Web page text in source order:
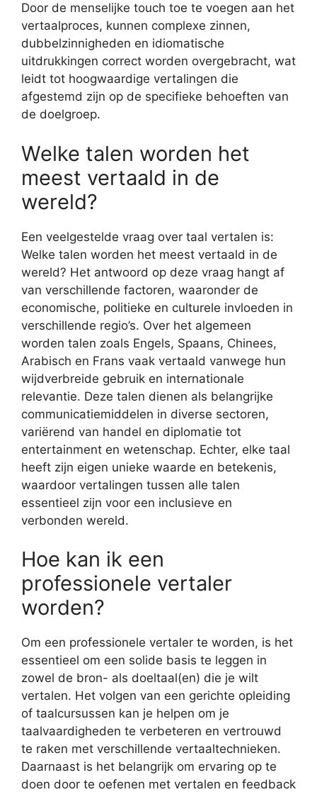
Door de menselijke touch toe te voegen aan het
vertaalproces, kunnen complexe zinnen,
dubbelzinnigheden en idiomatische
uitdrukkingen correct worden overgebracht, wat
leidt tot hoogwaardige vertalingen die
afgestemd zijn op de specifieke behoeften van
de doelgroep.
Welke talen worden het
meest vertaald in de
wereld?
Een veelgestelde vraag over taal vertalen is:
Welke talen worden het meest vertaald in de
wereld? Het antwoord op deze vraag hangt af
van verschillende factoren, waaronder de
economische, politieke en culturele invloeden in
verschillende regio’s. Over het algemeen
worden talen zoals Engels, Spaans, Chinees,
Arabisch en Frans vaak vertaald vanwege hun
wijdverbreide gebruik en internationale
relevantie. Deze talen dienen als belangrijke
communicatiemiddelen in diverse sectoren,
variërend van handel en diplomatie tot
entertainment en wetenschap. Echter, elke taal
heeft zijn eigen unieke waarde en betekenis,
waardoor vertalingen tussen alle talen
essentieel zijn voor een inclusieve en
verbonden wereld.
Hoe kan ik een
professionele vertaler
worden?
Om een professionele vertaler te worden, is het
essentieel om een solide basis te leggen in
zowel de bron- als doeltaal(en) die je wilt
vertalen. Het volgen van een gerichte opleiding
of taalcursussen kan je helpen om je
taalvaardigheden te verbeteren en vertrouwd
te raken met verschillende vertaaltechnieken.
Daarnaast is het belangrijk om ervaring op te
doen door te oefenen met vertalen en feedback